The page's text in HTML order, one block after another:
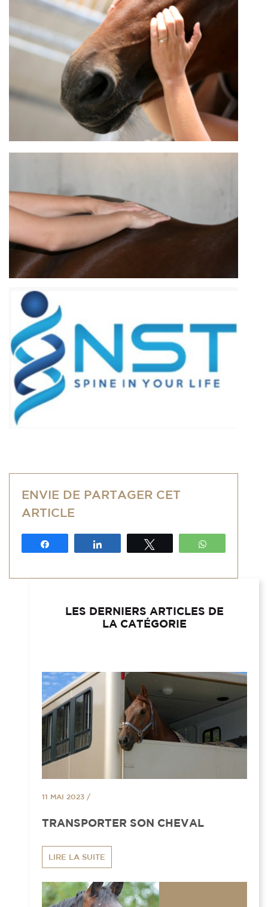
ENVIE DE PARTAGER CET
ARTICLE
LES DERNIERS ARTICLES DE
LA CATÉGORIE
11 MAI 2023 /
TRANSPORTER SON CHEVAL
LIRE LA SUITE